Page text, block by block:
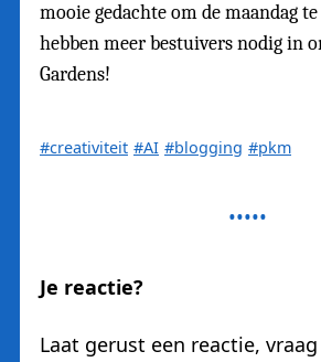
mooie gedachte om de maandag
hebben meer bestuivers nodig in
Gardens!
#creativiteit #AI #blogging #pkm
Je reactie?
Laat gerust een reactie,